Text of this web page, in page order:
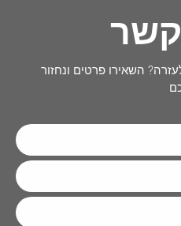
קשר
השאירו פרטים ונחזור